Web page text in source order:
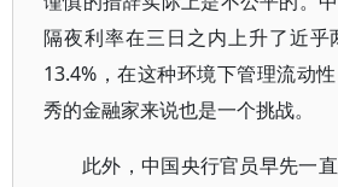
隔夜利率在三日之内上升了近乎
13.4%，在这种环境下管理流动
秀的金融家来说也是一个挑战。
此外，中国央行官员早先一